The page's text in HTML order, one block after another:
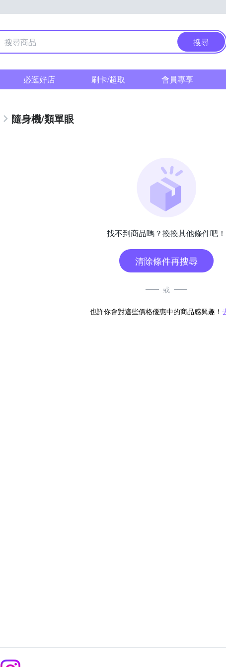
搜尋
必逛好店 刷卡/超取 會員專享
隨身機/類單眼
找不到商品嗎？換換其他條件吧！
清除條件再搜尋
或
也許你會對這些價格優惠中的商品感興趣！